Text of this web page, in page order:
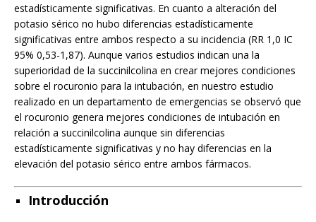
estadísticamente significativas. En cuanto a alteración del
potasio sérico no hubo diferencias estadísticamente
significativas entre ambos respecto a su incidencia (RR 1,0 IC
95% 0,53-1,87). Aunque varios estudios indican una la
superioridad de la succinilcolina en crear mejores condiciones
sobre el rocuronio para la intubación, en nuestro estudio
realizado en un departamento de emergencias se observó que
el rocuronio genera mejores condiciones de intubación en
relación a succinilcolina aunque sin diferencias
estadísticamente significativas y no hay diferencias en la
elevación del potasio sérico entre ambos fármacos.
Introducción